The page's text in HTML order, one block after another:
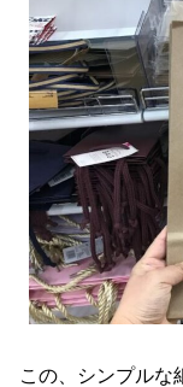
この、シンプルな